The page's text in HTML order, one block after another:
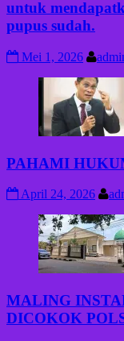
untuk
pupus sudah.
Mei 1, 2026
PAHAMI
April 24, 2026
MALING
DICOKOK